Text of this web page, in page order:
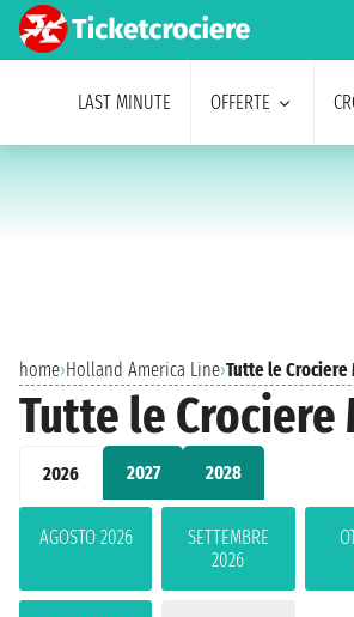
LAST MINUTE OFFERTE
home›Holland America Line›Tutte le
Tutte le
2026 2027 2028
AGOSTO 2026
SETTEMBRE
2026